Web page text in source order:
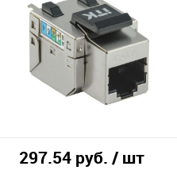
297.54 руб. / шт